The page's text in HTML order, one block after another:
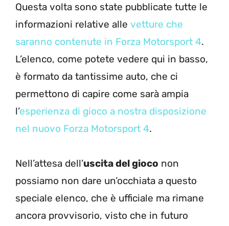
Questa volta sono state pubblicate tutte le
informazioni relative alle vetture che
saranno contenute in Forza Motorsport 4.
L’elenco, come potete vedere qui in basso,
è formato da tantissime auto, che ci
permettono di capire come sarà ampia
l’esperienza di gioco a nostra disposizione
nel nuovo Forza Motorsport 4.
Nell’attesa dell’uscita del gioco non
possiamo non dare un’occhiata a questo
speciale elenco, che è ufficiale ma rimane
ancora provvisorio, visto che in futuro